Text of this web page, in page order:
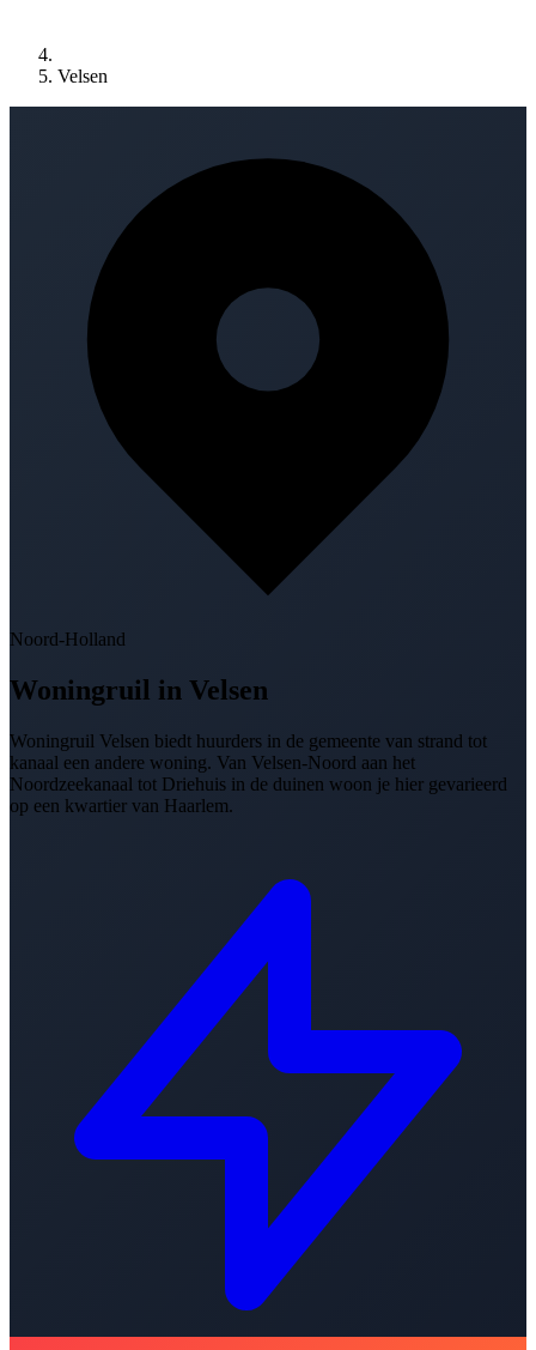
Velsen
Noord-Holland
Woningruil in Velsen
Woningruil Velsen biedt huurders in de gemeente van strand tot
kanaal een andere woning. Van Velsen-Noord aan het
Noordzeekanaal tot Driehuis in de duinen woon je hier gevarieerd
op een kwartier van Haarlem.